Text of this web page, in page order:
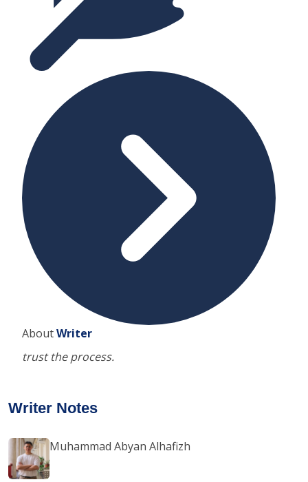
AboutWriter
trust the process.
Writer Notes
Muhammad Abyan Alhafizh